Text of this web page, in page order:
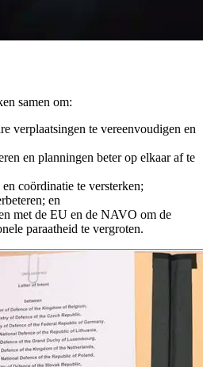
samen om:
verplaatsingen te vereenvoudigen en
en planningen beter op elkaar af te
coördinatie te versterken;
en
met de EU en de NAVO om de
paraatheid te vergroten.